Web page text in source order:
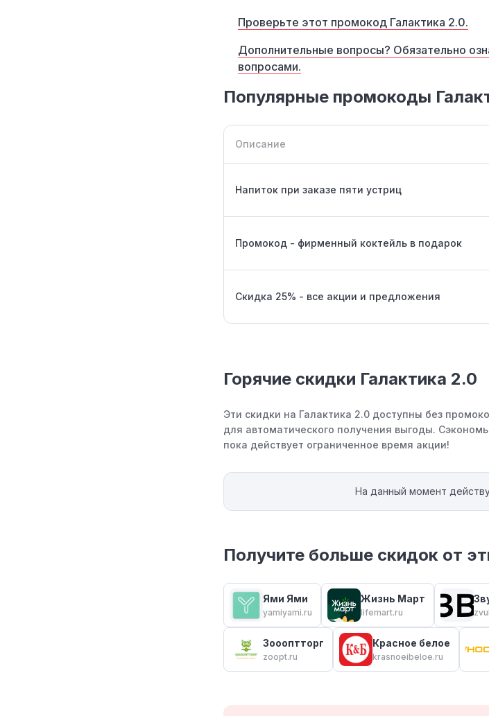
Проверьте этот промокод Галактика 2.0.
Дополнительные вопросы? Обязательно
вопросами.
Популярные промокоды
Описание
Напиток при заказе пяти устриц
Промокод - фирменный коктейль в подарок
Скидка 25% - все акции и предложения
Горячие скидки Галактика 2.0
Эти скидки на Галактика 2.0 доступны без
для автоматического получения выгоды.
пока действует ограниченное время акции!
На данный момент
Получите больше скидок от
Ями Ями
yamiyami.ru
Жизнь Март
lifemart.ru
Зоооптторг
zoopt.ru
Красное белое
krasnoeibeloe.ru